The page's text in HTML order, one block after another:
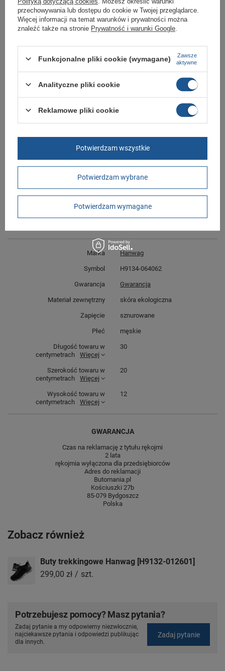
Uwaga!
Obuwie sprzedajemy w obniżonej cenie o 65% z powodu delikatnych
niewielkie i czasami nie występują.
Podana długość wkładki w parametrach odpowiada maksymalnej
długości stopy.
Buty trekkingowe sklep
Butomania.pl
Zobacz jakie rozmiary są dostępne.
Sklep Butomania.pl to największy wybór obuwia sportowego dla całej
Kupując w naszym sklepie internetowym masz gwarancję, że towar jest
oryginalny i pochodzi z oficjalnej sieci dystrybucyjnej.
W ciągu 30 dni możesz dokonać zwrotu bądź wymiany towaru bez
podania przyczyny.
Marka Hanwag
Symbol H9134-064062
Gwarancja Gwarancja
Materiał zewnętrzny skóra ekologiczna
Zapięcie sznurowane
Płeć męskie
Długość towaru w
centymetrach
Więcej
30
Szerokość towaru w
centymetrach
Więcej
20
Wysokość towaru w
centymetrach
Więcej
12
GWARANCJA
Czas na reklamację z tytułu rękojmi
2 lata
rękojmia wyłączona dla przedsiębiorców
Adres do reklamacji
Butomania.pl
Kościuszki 27b
85-079 Bydgoszcz
Polska
Zobacz również
Buty trekkingowe Hanwag [H9132-012601]
299,00 zł / szt.
Potrzebujesz pomocy? Masz pytania?
Zadaj pytanie a my odpowiemy niezwłocznie,
najciekawsze pytania i odpowiedzi publikując
dla innych.
Zadaj pytanie
przechowywania lub dostępu do cookie w Twojej przeglądarce.
Więcej informacji na temat warunków i prywatności można
znaleźć także na stronie Prywatność i warunki Google
Funkcjonalne pliki cookie (wymagane)
Zawsze
aktywne
Analityczne pliki cookie
Reklamowe pliki cookie
Potwierdzam wybrane
Potwierdzam wymagane
Potwierdzam wszystkie